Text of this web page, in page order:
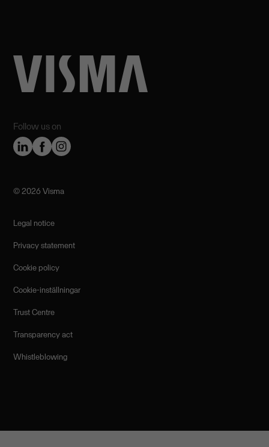
Follow us on
©️ 2026 Visma
Legal notice
Privacy statement
Cookie policy
Cookie-inställningar
Trust Centre
Transparency act
Whistleblowing